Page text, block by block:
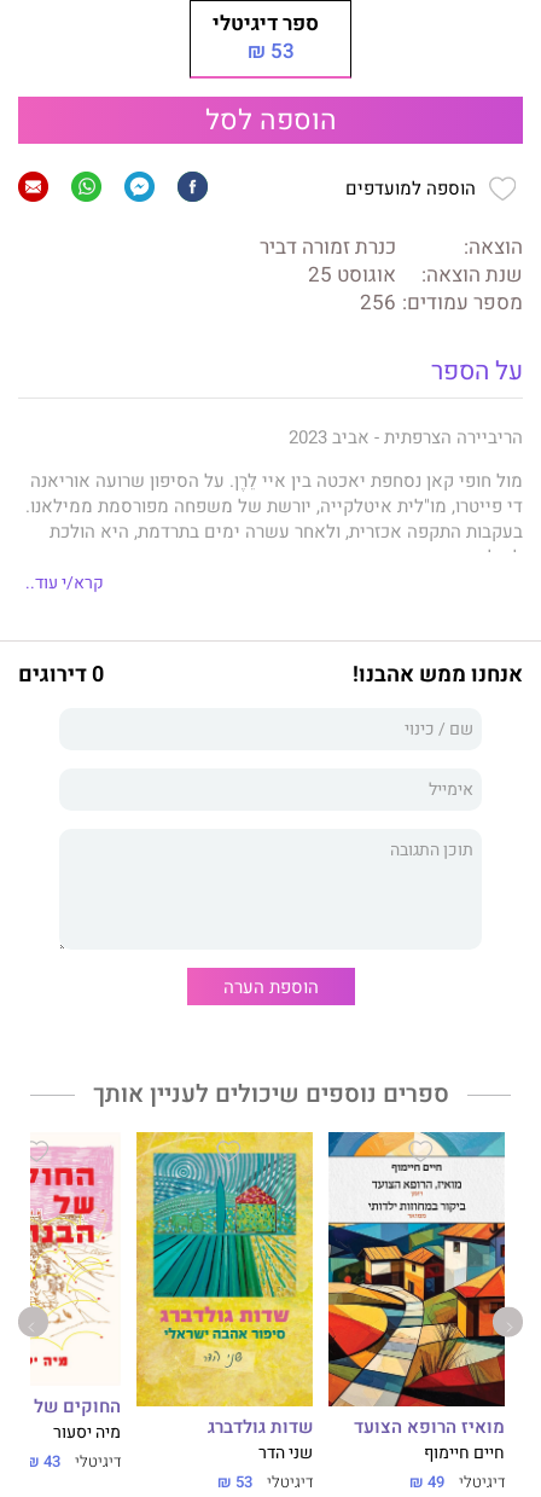
ספר דיגיטלי
53 ₪
הוספה לסל
הוספה למועדפים
הוצאה:
כנרת זמורה דביר
שנת הוצאה:
אוגוסט 25
מספר עמודים: 256
על הספר
הריביירה הצרפתית - אביב 2023
מול חופי קאן נסחפת יאכטה בין איי לֵרֶן. על הסיפון שרועה אוריאנה
די פייטרו, מו"לית איטלקייה, יורשת של משפחה מפורסמת ממילאנו.
בעקבות התקפה אכזרית, ולאחר עשרה ימים בתרדמת, היא הולכת
לעולמה.
גבר אחד ושלוש נשים מספרים את גרסתם לסיפור: אדריאן, בעלה
של הקורבן, פסנתרן ג'ז מסתורי שובה לב; אדל החמקמקה, המאהבת
אוריאנה, דרך הסיפור המטלטל של השבועות האחרונים בחייה.
"מלך המותחן האירופאי." לה רפובליקה
קרא/י עוד..
אנחנו ממש אהבנו! 0 דירוגים
הוספת הערה
ספרים נוספים שיכולים לעניין אותך
מואיז הרופא הצועד
חיים חיימוף
דיגיטלי 49 ₪
שדות גולדברג
שני הדר
דיגיטלי 53 ₪
החוקים של
מיה יסעור
דיגיטלי 43 ₪